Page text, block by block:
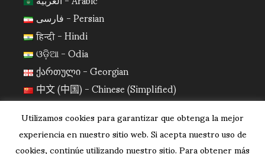
فارسی - Persian
हिन्दी - Hindi
ଓଡ଼ିଆ - Odia
ქართული - Georgian
中文 (中国) - Chinese (Simplified)
日本語 - Japanese
한국어 - Korean
Utilizamos cookies para garantizar que obtenga la mejor
experiencia en nuestro sitio web. Si acepta nuestro uso de